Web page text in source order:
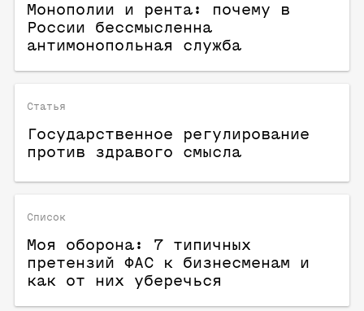
Монополии и рента: почему в
России бессмысленна
антимонопольная служба
Статья
Государственное регулирование
против здравого смысла
Список
Моя оборона: 7 типичных
претензий ФАС к бизнесменам и
как от них уберечься